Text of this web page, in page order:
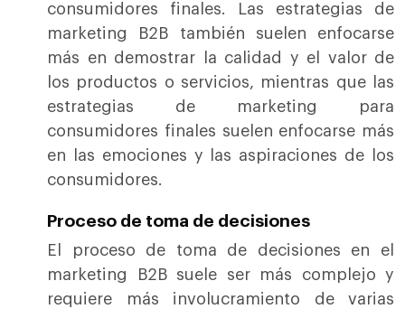
consumidores finales. Las estrategias de
marketing B2B también suelen enfocarse
más en demostrar la calidad y el valor de
los productos o servicios, mientras que las
estrategias de marketing para
consumidores finales suelen enfocarse más
en las emociones y las aspiraciones de los
consumidores.
Proceso de toma de decisiones
El proceso de toma de decisiones en el
marketing B2B suele ser más complejo y
requiere más involucramiento de varias